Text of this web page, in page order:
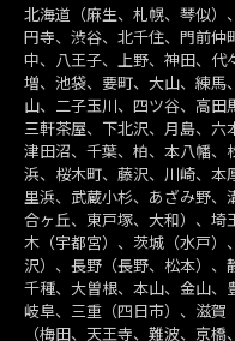
北海道（麻生、札幌、琴似
円寺、渋谷、北千住、門前
中、八王子、上野、神田、
増、池袋、要町、大山、練
山、二子玉川、四ツ谷、高田
三軒茶屋、下北沢、月島、六
津田沼、千葉、柏、本八幡
浜、桜木町、藤沢、川崎、本
里浜、武蔵小杉、あざみ野
合ヶ丘、東戸塚、大和）、
木（宇都宮）、茨城（水戸
沢）、長野（長野、松本）、
千種、大曽根、本山、金山、
岐阜、三重（四日市）、滋
（梅田、天王寺、難波、京